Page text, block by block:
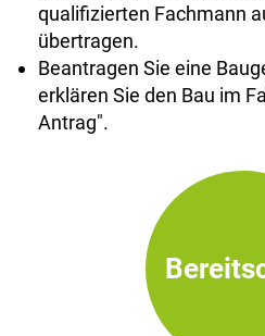
qualifizierten Fachmann
übertragen.
Beantragen Sie eine
erklären Sie den Bau im
Antrag".